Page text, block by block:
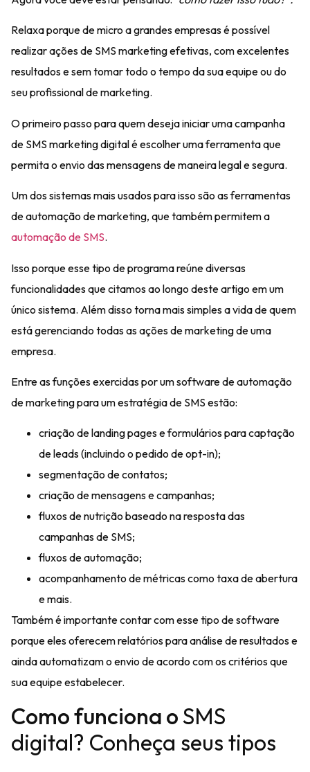
Relaxa porque demicro a grandes empresasé possível
realizar ações de SMS marketing efetivas, com excelentes
resultados e sem tomar todo o tempo da sua equipe ou do
seu profissional de marketing.
O primeiro passo para quem deseja iniciar uma campanha
de SMS marketing digital é escolher umaferramenta que
permita o envio das mensagensde maneiralegal e segura.
Um dos sistemas mais usados para isso são asferramentas
de automação de marketing, que também permitem a
automação de SMS.
Isso porque esse tipo de programareúne diversas
funcionalidadesque citamos ao longo deste artigo em um
único sistema. Além disso torna mais simples a vida de quem
está gerenciando todas as ações de marketing de uma
empresa.
Entre as funções exercidas por um software de automação
de marketing para um estratégia de SMS estão:
criação de landing pages e formulários para captação
de leads (incluindo o pedido de opt-in);
segmentação de contatos;
criação de mensagens e campanhas;
fluxos de nutrição baseado na resposta das
campanhas de SMS;
fluxos de automação;
acompanhamento de métricas como taxa de abertura
e mais.
Também é importante contar com esse tipo de software
porque eles oferecemrelatóriospara análise de resultados e
aindaautomatizam o envio de acordo com os critériosque
sua equipe estabelecer.
Como funciona oSMS
digital? Conheça seus tipos